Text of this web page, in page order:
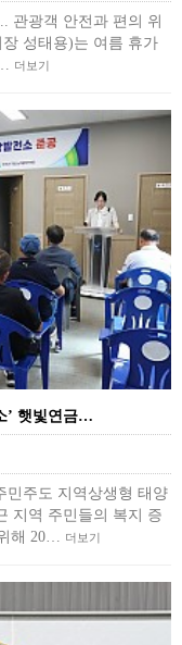
관광객 안전과 편의 위
성태용)는 여름 휴가
더보기
’ 햇빛연금…
민주도 지역상생형 태양
지역 주민들의 복지 증
해 20… 더보기